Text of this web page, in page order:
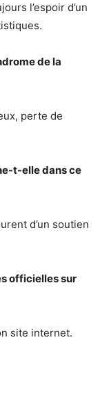
l’espoir d’un
de la
perte de
t-elle dans ce
d’un soutien
officielles sur
site internet.